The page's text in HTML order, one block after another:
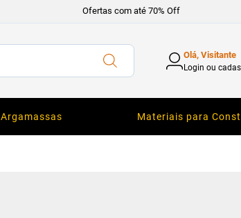
Ofertas com até 70% Off
Olá, Visitante
Login ou
Argamassas Materiais para